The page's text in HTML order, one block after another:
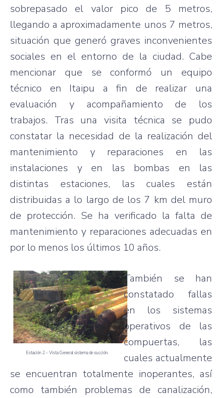
sobrepasado el valor pico de 5 metros,
llegando a aproximadamente unos 7 metros,
situación que generó graves inconvenientes
sociales en el entorno de la ciudad. Cabe
mencionar que se conformó un equipo
técnico en Itaipu a fin de realizar una
evaluación y acompañamiento de los
trabajos. Tras una visita técnica se pudo
constatar la necesidad de la realización del
mantenimiento y reparaciones en las
instalaciones y en las bombas en las
distintas estaciones, las cuales están
distribuidas a lo largo de los 7 km del muro
de protección. Se ha verificado la falta de
mantenimiento y reparaciones adecuadas en
por lo menos los últimos 10 años.
Estación 2 – Vista General sistema de succión.
También se han
constatado fallas
en los sistemas
operativos de las
compuertas, las
cuales actualmente
se encuentran totalmente inoperantes, así
como también problemas de canalización,